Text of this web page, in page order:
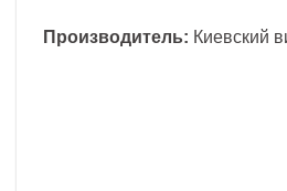
Производитель: Киевский